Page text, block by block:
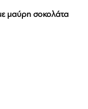
μαύρη σοκολάτα